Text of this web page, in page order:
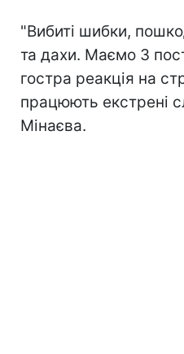
"Вибиті шибки,
та дахи. Маємо 3
гостра реакція на
працюють екстрені
Мінаєва.